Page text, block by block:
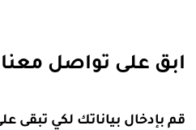
ابق على تواصل معنا
قم بإدخال بياناتك لكي تبقى